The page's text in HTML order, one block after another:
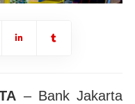
– Bank Jakarta